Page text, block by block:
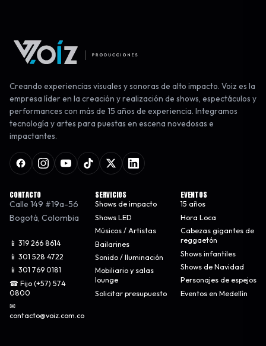
Creando experiencias visuales y sonoras de alto impacto. Voiz es la
empresa líder en la creación y realización de shows, espectáculos y
performances con más de 15 años de experiencia. Integramos
tecnología y artes para puestas en escena novedosas e
impactantes.
CONTACTO
Calle 149 #19a-56
Bogotá, Colombia
📱 319 266 8614
📱 301 528 4722
📱 301 769 0181
☎ Fijo (+57) 574
0800
✉
contacto@voiz.com.co
SERVICIOS
Shows de impacto
Shows LED
Músicos / Artistas
Bailarines
Sonido / Iluminación
Mobiliario y salas
lounge
Solicitar presupuesto
EVENTOS
15 años
Hora Loca
Cabezas gigantes de
reggaetón
Shows infantiles
Shows de Navidad
Personajes de espejos
Eventos en Medellín